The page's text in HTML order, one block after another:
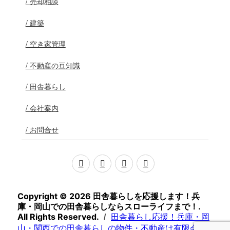
/ 建築
/ 空き家管理
/ 不動産の豆知識
/ 田舎暮らし
/ 会社案内
/ お問合せ
facebookgoogle+twitterinstagram
Copyright © 2026 田舎暮らしを応援します！兵
庫・岡山での田舎暮らしならスローライフまで！.
All Rights Reserved.
田舎暮らし応援！兵庫・岡